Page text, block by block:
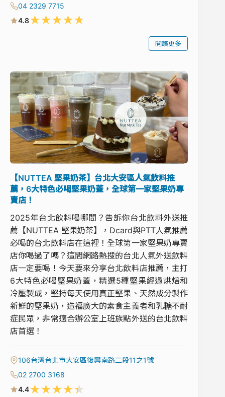
04 2329 7715
4.8★★★★★
閱讀更多
【NUTTEA 堅果奶茶】台北大安區人氣飲料推
薦，6大特色必喝堅果奶蓋，全球第一家堅果奶專
賣店！
2025年台北飲料喝哪間？告訴你台北飲料外送推
薦【NUTTEA 堅果奶茶】，Dcard與PTT人氣推薦
必喝的台北飲料店在這裡！全球第一家堅果奶專賣
店你喝過了嗎？這間網路熱搜的台北人氣外送飲料
店一定要喝！今天要來分享台北飲料店推薦，主打
6大特色必喝堅果奶蓋，精選5種堅果經過烘焙和
冷壓製成，堅持每天使用真正堅果、天然成分製作
新鮮的堅果奶，造福廣大的素食主義者和乳糖不耐
症民眾，非常適合辦公室上班族點外送的台北飲料
店首選！
106台灣台北市大安區復興南路二段11之1號
02 2700 3168
4.4★★★★★